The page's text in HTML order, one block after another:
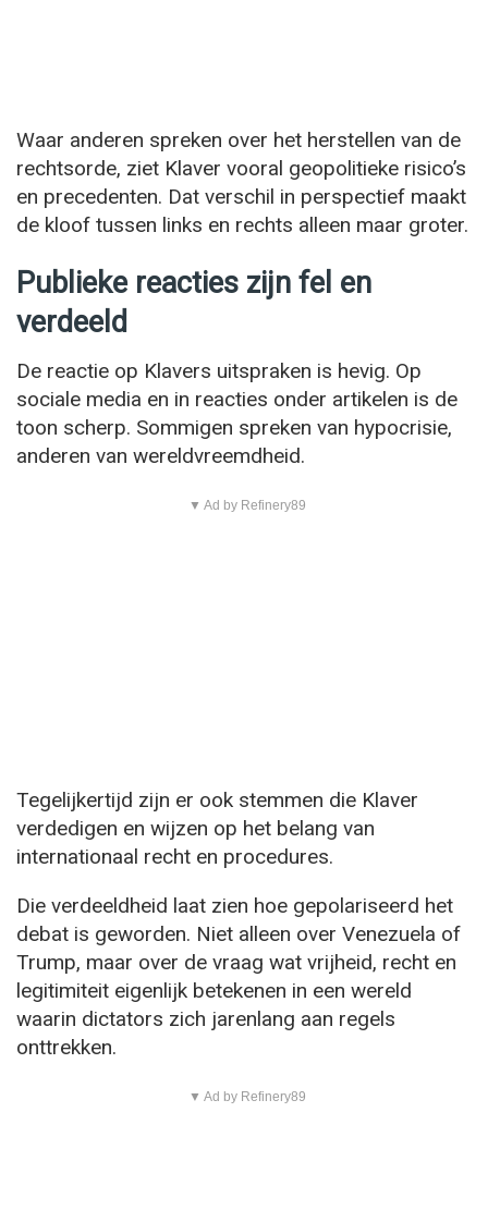
Waar anderen spreken over het herstellen van de
rechtsorde, ziet Klaver vooral geopolitieke risico’s
en precedenten. Dat verschil in perspectief maakt
de kloof tussen links en rechts alleen maar groter.
Publieke reacties zijn fel en
verdeeld
De reactie op Klavers uitspraken is hevig. Op
sociale media en in reacties onder artikelen is de
toon scherp. Sommigen spreken van hypocrisie,
anderen van wereldvreemdheid.
▼ Ad by Refinery89
Tegelijkertijd zijn er ook stemmen die Klaver
verdedigen en wijzen op het belang van
internationaal recht en procedures.
Die verdeeldheid laat zien hoe gepolariseerd het
debat is geworden. Niet alleen over Venezuela of
Trump, maar over de vraag wat vrijheid, recht en
legitimiteit eigenlijk betekenen in een wereld
waarin dictators zich jarenlang aan regels
onttrekken.
▼ Ad by Refinery89